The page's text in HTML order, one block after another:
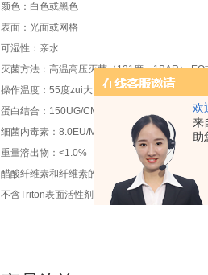
欢
来
助
颜色：白色或黑色
表面：光面或网格
可湿性：亲水
灭菌方法：高温高压灭菌（121度，1BAR）,EO
操作温度：55度zui大
蛋白结合：150UG/CM2
细菌内毒素：8.0EU/ML
重量溶出物：<1.0%
醋酸纤维素和纤维素的混合物不具有生物活性
不含Triton表面活性剂的MF-Millipore滤膜包含